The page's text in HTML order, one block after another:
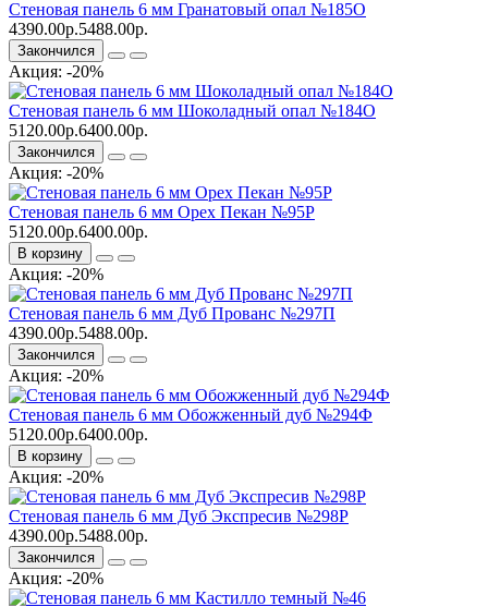
Стеновая панель 6 мм Гранатовый опал №185О
4390.00р.5488.00р.
Закончился
Акция: -20%
Стеновая панель 6 мм Шоколадный опал №184О
5120.00р.6400.00р.
Закончился
Акция: -20%
Стеновая панель 6 мм Орех Пекан №95Р
5120.00р.6400.00р.
В корзину
Акция: -20%
Стеновая панель 6 мм Дуб Прованс №297П
4390.00р.5488.00р.
Закончился
Акция: -20%
Стеновая панель 6 мм Обожженный дуб №294Ф
5120.00р.6400.00р.
В корзину
Акция: -20%
Стеновая панель 6 мм Дуб Экспресив №298Р
4390.00р.5488.00р.
Закончился
Акция: -20%